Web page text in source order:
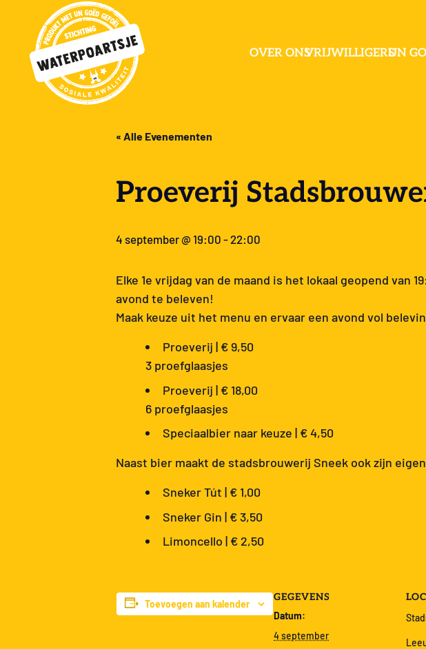
OVER ONSVRIJWILLIGERSUN
« Alle Evenementen
Proeverij
4 september @ 19:00 - 22:00
Elke 1e vrijdag van de maand is het lokaal geopend van
avond te beleven!
Maak keuze uit het menu en ervaar een avond vol
Proeverij | € 9,50
3 proefglaasjes
Proeverij | € 18,00
6 proefglaasjes
Speciaalbier naar keuze | € 4,50
Naast bier maakt de stadsbrouwerij Sneek ook zijn
Sneker Tút | € 1,00
Sneker Gin | € 3,50
Limoncello | € 2,50
Toevoegen aan kalender
GEGEVENS
Datum:
4 september